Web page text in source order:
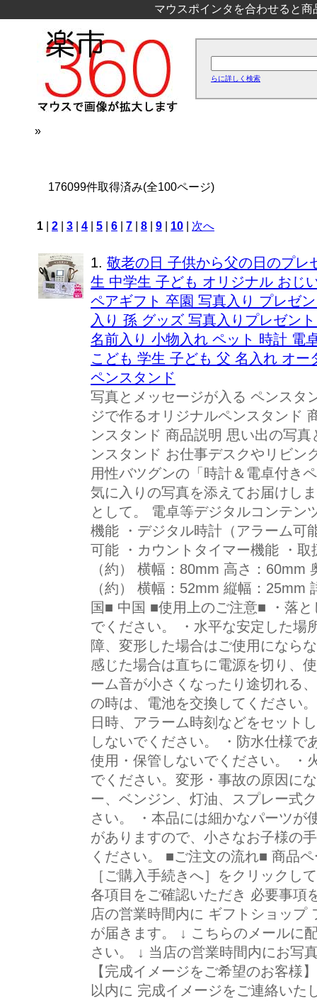
マウスポインタを合わせると
らに詳しく検索
»
176099件取得済み(全100ページ)
1 2 3 4 5 6 7 8 9 10 次へ
1. 敬老の日 子供から父の日のプ
生 中学生 子ども オリジナル おじ
ペアギフト 卒園 写真入り プレゼ
入り 孫 グッズ 写真入りプレゼン
名前入り 小物入れ ペット 時計 電
こども 学生 子ども 父 名入れ オ
ペンスタンド
写真とメッセージが入る ペンスタ
ジで作るオリジナルペンスタンド
ンスタンド 商品説明 思い出の写
ンスタンド お仕事デスクやリビン
用性バツグンの「時計＆電卓付き
気に入りの写真を添えてお届けし
として。 電卓等デジタルコンテン
機能 ・デジタル時計（アラーム可
可能 ・カウントタイマー機能 ・
（約） 横幅：80mm 高さ：
（約） 横幅：52mm 縦幅：
国■ 中国 ■使用上のご注意■ ・落
でください。 ・水平な安定した場
障、変形した場合はご使用になら
感じた場合は直ちに電源を切り、
ーム音が小さくなったり途切れる
の時は、電池を交換してください
日時、アラーム時刻などをセット
しないでください。 ・防水仕様で
使用・保管しないでください。 ・
でください。変形・事故の原因に
ー、ベンジン、灯油、スプレー式
さい。 ・本品には細かなパーツが
がありますので、小さなお子様の
ください。 ■ご注文の流れ■ 商品
［ご購入手続きへ］をクリックし
各項目をご確認いただき 必要事項
店の営業時間内に ギフトショップ
が届きます。 ↓ こちらのメールに
さい。 ↓ 当店の営業時間内にお写
【完成イメージをご希望のお客様
以内に 完成イメージをご連絡い